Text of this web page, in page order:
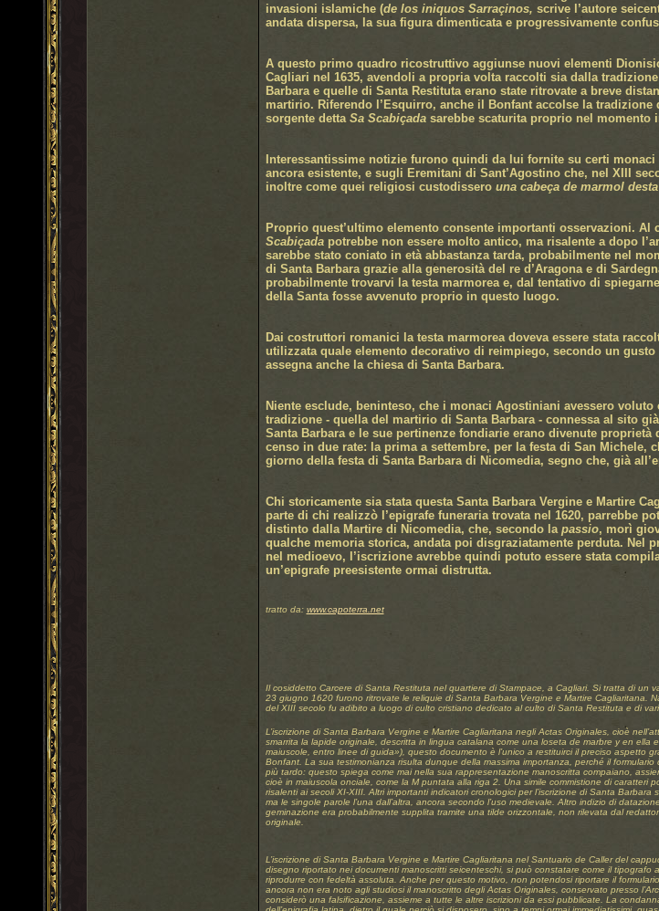
invasioni islamiche (de los iniquos Sarraçinos, scrive l’autore
andata dispersa, la sua figura dimenticata e progressivamente
A questo primo quadro ricostruttivo aggiunse nuovi elementi
Cagliari nel 1635, avendoli a propria volta raccolti sia dalla
Barbara e quelle di Santa Restituta erano state ritrovate a breve
martirio. Riferendo l’Esquirro, anche il Bonfant accolse la
sorgente detta Sa Scabiçadasarebbe scaturita proprio nel momento
Interessantissime notizie furono quindi da lui fornite su certi
ancora esistente, e sugli Eremitani di Sant’Agostino che, nel XIII
inoltre come quei religiosi custodissero una cabeça de marmol
Proprio quest’ultimo elemento consente importanti osservazioni.
Scabiçadapotrebbe non essere molto antico, ma risalente a dopo
sarebbe stato coniato in età abbastanza tarda, probabilmente nel
di Santa Barbara grazie alla generosità del re d’Aragona e di
probabilmente trovarvi la testa marmorea e, dal tentativo di
della Santa fosse avvenuto proprio in questo luogo.
Dai costruttori romanici la testa marmorea doveva essere stata
utilizzata quale elemento decorativo di reimpiego, secondo un
assegna anche la chiesa di Santa Barbara.
Niente esclude, beninteso, che i monaci Agostiniani avessero
tradizione - quella del martirio di Santa Barbara - connessa al sito
Santa Barbara e le sue pertinenze fondiarie erano divenute
censo in due rate: la prima a settembre, per la festa di San Michele,
giorno della festa di Santa Barbara di Nicomedia, segno che, già
Chi storicamente sia stata questa Santa Barbara Vergine e Martire
parte di chi realizzò l’epigrafe funeraria trovata nel 1620, parrebbe
distinto dalla Martire di Nicomedia, che, secondo la passio, morì
qualche memoria storica, andata poi disgraziatamente perduta. Nel
nel medioevo, l’iscrizione avrebbe quindi potuto essere stata
un’epigrafe preesistente ormai distrutta.
tratto da: www.capoterra.net
Il cosiddetto Carcere di Santa Restituta nel quartiere di Stampace, a Cagliari. Si tratta di un
23 giugno 1620 furono ritrovate le reliquie di Santa Barbara Vergine e Martire Cagliaritana.
del XIII secolo fu adibito a luogo di culto cristiano dedicato al culto di Santa Restituta e di vari
L’iscrizione di Santa Barbara Vergine e Martire Cagliaritana negli Actas Originales, cioè
smarrita la lapide originale, descritta in lingua catalana come una loseta de marbre y en ella
maiuscole, entro linee di guida»), questo documento è l’unico a restituirci il preciso aspetto
Bonfant. La sua testimonianza risulta dunque della massima importanza, perché il
più tardo: questo spiega come mai nella sua rappresentazione manoscritta compaiano,
cioè in maiuscola onciale, come la M puntata alla riga 2. Una simile commistione di
risalenti ai secoli XI-XIII. Altri importanti indicatori cronologici per l’iscrizione di Santa
ma le singole parole l’una dall’altra, ancora secondo l’uso medievale. Altro indizio di
geminazione era probabilmente supplita tramite una tilde orizzontale, non rilevata dal
originale.
L’iscrizione di Santa Barbara Vergine e Martire Cagliaritana nel Santuario de Caller del
disegno riportato nei documenti manoscritti seicenteschi, si può constatare come il
riprodurre con fedeltà assoluta. Anche per questo motivo, non potendosi riportare il
ancora non era noto agli studiosi il manoscritto degli Actas Originales, conservato presso
considerò una falsificazione, assieme a tutte le altre iscrizioni da essi pubblicate. La